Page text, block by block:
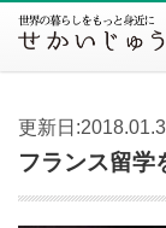
更新日
フランス留学